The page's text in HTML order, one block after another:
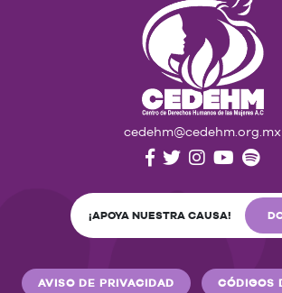
cedehm@cedehm.org.mx
¡APOYA NUESTRA CAUSA!
AVISO DE PRIVACIDAD CÓDIGOS